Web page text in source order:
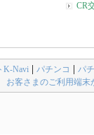
CR
K-Navi パチンコ パ
お客さまのご利用端末